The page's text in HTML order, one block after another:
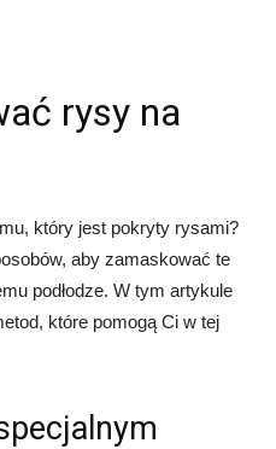
rysy na
który jest pokryty rysami?
aby zamaskować te
podłodze. W tym artykule
które pomogą Ci w tej